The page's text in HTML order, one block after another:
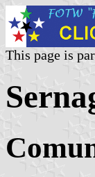
This page is